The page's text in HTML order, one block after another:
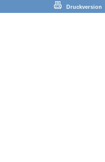
Druckversion